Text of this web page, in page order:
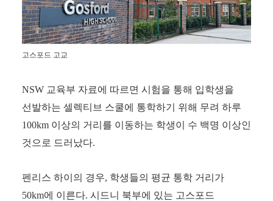
고스포드 고교
NSW 교육부 자료에 따르면 시험을 통해 입학생을
선발하는 셀렉티브 스쿨에 통학하기 위해 무려 하루
100km 이상의 거리를 이동하는 학생이 수 백명 이상인
것으로 드러났다.
펜리스 하이의 경우, 학생들의 평균 통학 거리가
50km에 이른다. 시드니 북부에 있는 고스포드